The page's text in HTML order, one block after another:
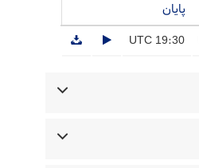
پایان
19:30 UTC